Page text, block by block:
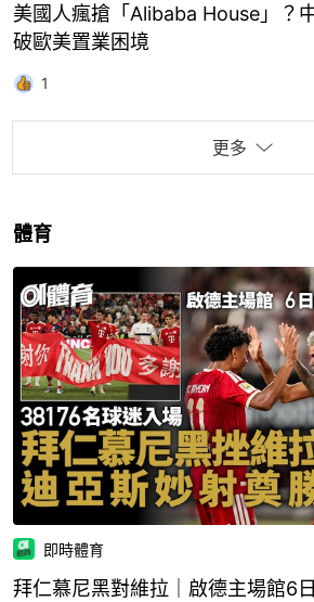
美國人瘋搶「Alibaba House」？
破歐美置業困境
1
更多
體育
即時體育
拜仁慕尼黑對維拉｜啟德主場館6